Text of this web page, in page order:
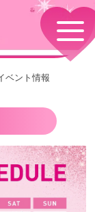
ベント情報